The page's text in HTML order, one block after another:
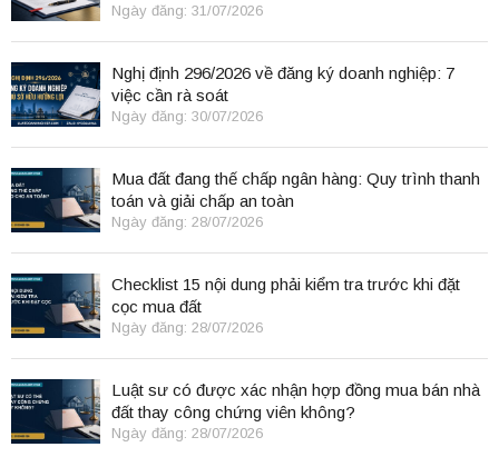
Ngày đăng: 31/07/2026
Nghị định 296/2026 về đăng ký doanh nghiệp: 7
việc cần rà soát
Ngày đăng: 30/07/2026
Mua đất đang thế chấp ngân hàng: Quy trình thanh
toán và giải chấp an toàn
Ngày đăng: 28/07/2026
Checklist 15 nội dung phải kiểm tra trước khi đặt
cọc mua đất
Ngày đăng: 28/07/2026
Luật sư có được xác nhận hợp đồng mua bán nhà
đất thay công chứng viên không?
Ngày đăng: 28/07/2026